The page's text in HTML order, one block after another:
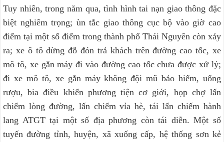
Tuy nhiên, trong năm qua, tình hình tai nạn giao thông đặc
biệt nghiêm trọng; ùn tắc giao thông cục bộ vào giờ cao
điểm tại một số điểm trong thành phố Thái Nguyên còn xảy
ra; xe ô tô dừng đỗ đón trả khách trên đường cao tốc, xe
mô tô, xe gắn máy đi vào đường cao tốc chưa được xử lý;
đi xe mô tô, xe gắn máy không đội mũ bảo hiểm, uống
rượu, bia điều khiển phương tiện cơ giới, họp chợ lấn
chiếm lòng đường, lấn chiếm vỉa hè, tái lấn chiếm hành
lang ATGT tại một số địa phương còn tái diễn. Một số
tuyến đường tỉnh, huyện, xã xuống cấp, hệ thống sơn kẻ